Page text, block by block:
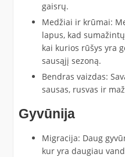
gaisrų.
Medžiai ir krūmai:
lapus, kad
kai kurios rūšys yra
sausąjį sezoną.
Bendras vaizdas:
sausas, rusvas ir
Gyvūnija
Migracija: Daug
kur yra daugiau